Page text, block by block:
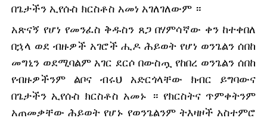
በጌታችን ኢየሱስ ክርስቶስ አመነ አገለገለውም ።
አጽናኝ የሆነ የመንፈስ ቅዱስን ጸጋ በሃምሳኛው ቀን ከተቀበለ
በኋላ ወደ ብዙዎች አገሮች ሒዶ ሕይወት የሆነ ወንጌልን ሰበከ
መግኒን ወደሚባልም አገር ደርሶ በውስጧ የከበረ ወንጌልን ሰበከ
የብዙዎችንም ልቦና ብሩህ አድርጎላቸው ክብር ይግባውና
በጌታችን ኢየሱስ ክርስቶስ አመኑ ። የክርስትና ጥምቀትንም
አጠመቃቸው ሕይወት የሆኑ የወንጌልንም ትእዛዞች አስተምሮ